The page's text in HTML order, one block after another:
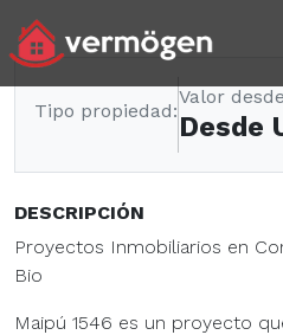
Tipo propiedad:
Valor
Desde
DESCRIPCIÓN
Proyectos Inmobiliarios en
Bio
Maipú 1546 es un proyecto